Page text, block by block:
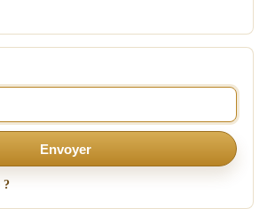
Envoyer
?